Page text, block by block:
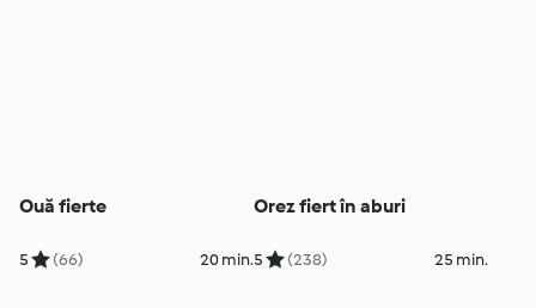
Ouă fierte
5 (66) 20 min.
Orez fiert în aburi
5 (238) 25 min.